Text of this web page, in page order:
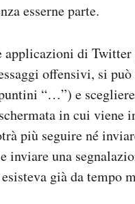
esserne parte.
di Twitter
offensivi, si
“…”) e
in cui viene
più seguire né
inviare una
già da tempo